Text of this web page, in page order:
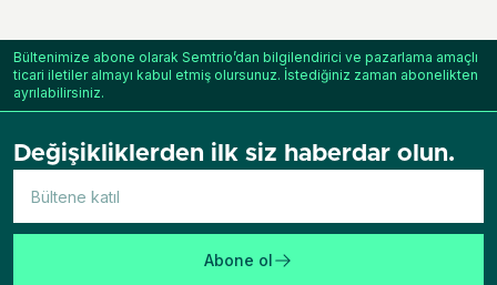
Bültenimize abone olarak Semtrio’dan bilgilendirici ve pazarlama amaçlı
ticari iletiler almayı kabul etmiş olursunuz. İstediğiniz zaman abonelikten
ayrılabilirsiniz.
Değişikliklerden ilk siz haberdar olun.
Abone ol